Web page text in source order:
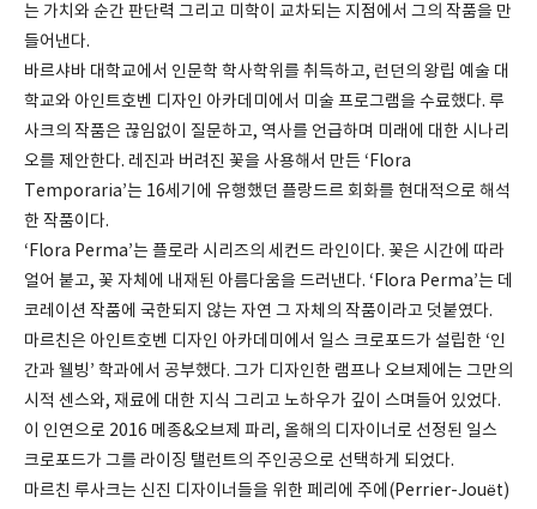
는 가치와 순간 판단력 그리고 미학이 교차되는 지점에서 그의 작품을 만
들어낸다.
바르샤바 대학교에서 인문학 학사학위를 취득하고, 런던의 왕립 예술 대
학교와 아인트호벤 디자인 아카데미에서 미술 프로그램을 수료했다. 루
사크의 작품은 끊임없이 질문하고, 역사를 언급하며 미래에 대한 시나리
오를 제안한다. 레진과 버려진 꽃을 사용해서 만든 ‘Flora
Temporaria’는 16세기에 유행했던 플랑드르 회화를 현대적으로 해석
한 작품이다.
‘Flora Perma’는 플로라 시리즈의 세컨드 라인이다. 꽃은 시간에 따라
얼어 붙고, 꽃 자체에 내재된 아름다움을 드러낸다. ‘Flora Perma’는 데
코레이션 작품에 국한되지 않는 자연 그 자체의 작품이라고 덧붙였다.
마르친은 아인트호벤 디자인 아카데미에서 일스 크로포드가 설립한 ‘인
간과 웰빙’ 학과에서 공부했다. 그가 디자인한 램프나 오브제에는 그만의
시적 센스와, 재료에 대한 지식 그리고 노하우가 깊이 스며들어 있었다.
이 인연으로 2016 메종&오브제 파리, 올해의 디자이너로 선정된 일스
크로포드가 그를 라이징 탤런트의 주인공으로 선택하게 되었다.
마르친 루사크는 신진 디자이너들을 위한 페리에 주에(Perrier-Jouët)